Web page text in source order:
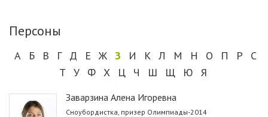
Персоны
А Б В Г Д Е Ж З И К Л М Н О П Р
С
Т
У Ф Х Ц Ч Ш Щ Ю Я
Заварзина Алена Игоревна
Сноубордистка, призер Олимпиады-2014